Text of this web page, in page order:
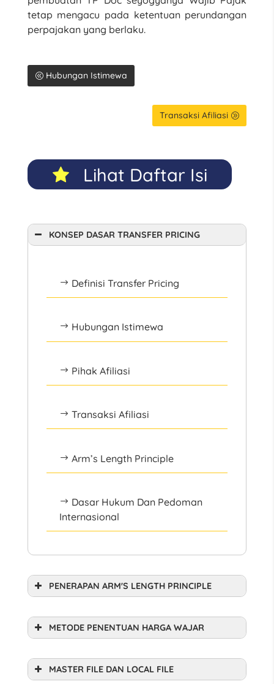
tetap mengacu pada ketentuan perundangan
perpajakan yang berlaku.
Hubungan Istimewa
Transaksi Afiliasi
Lihat Daftar Isi
KONSEP DASAR TRANSFER PRICING
$ Definisi Transfer Pricing
$ Hubungan Istimewa
$ Pihak Afiliasi
$ Transaksi Afiliasi
$ Arm’s Length Principle
$ Dasar Hukum Dan Pedoman
Internasional
PENERAPAN ARM'S LENGTH PRINCIPLE
METODE PENENTUAN HARGA WAJAR
MASTER FILE DAN LOCAL FILE